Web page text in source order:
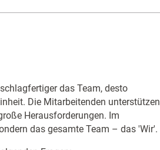
das Team, desto
Die Mitarbeitenden unterstützen
Herausforderungen. Im
das gesamte Team – das 'Wir'.